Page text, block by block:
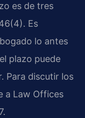
es de tres
Es
lo antes
plazo puede
Para discutir los
a Law Offices